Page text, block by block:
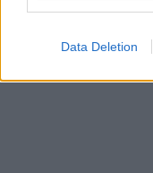
Data Deletion